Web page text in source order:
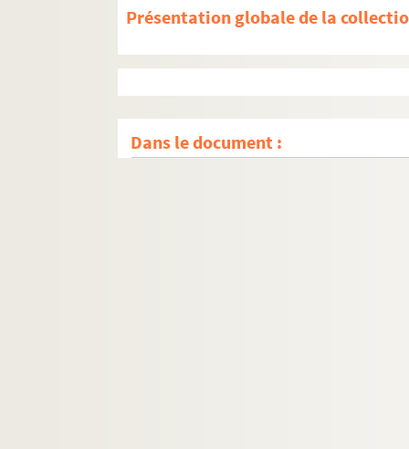
Présentation globale de la
Dans le document :